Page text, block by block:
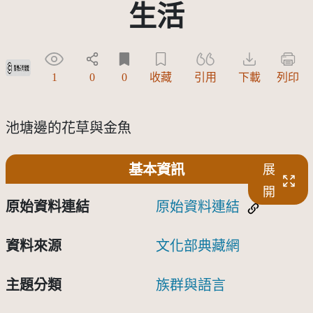
生活
受著作權法保護-僅限於本平台有限度公開瀏覽
1 0 0 收藏 引用 下載 列印
池塘邊的花草與金魚
基本資訊
展
開
原始資料連結 原始資料連結
資料來源 文化部典藏網
主題分類 族群與語言